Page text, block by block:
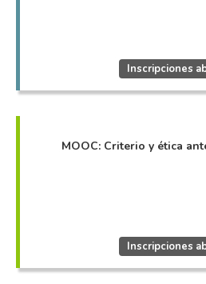
Inscripciones
MOOC: Criterio y ética
Inscripciones